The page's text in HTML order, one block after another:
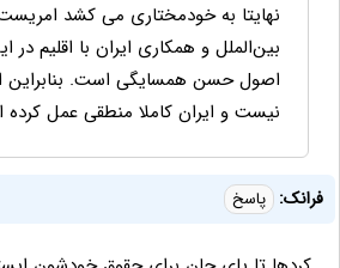
نهایتا به خودمختاری می کشد
بین‌الملل و همکاری ایران با اقلیم در
اصول حسن همسایگی است. بنابراین
نیست و ایران کاملا منطقی عمل
فرانک: پاسخ